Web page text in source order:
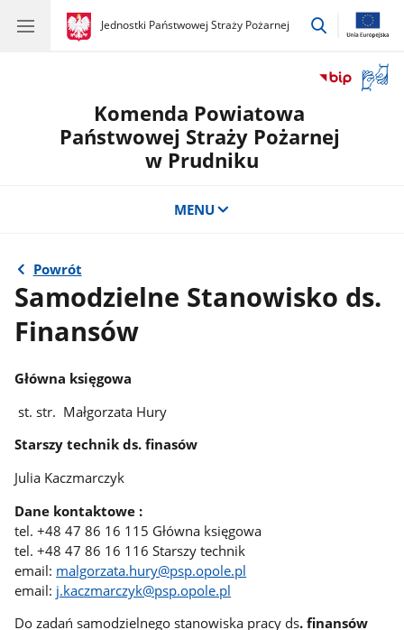
gov.pl
Jednostki Państwowej Straży Pożarnej
gov.pl
Jednostki
przejdź
okno
Komenda Powiatowa
Państwowej Straży Pożarnej
w Prudniku
MENU
Powrót
Samodzielne Stanowisko ds.
Finansów
Główna księgowa
st. str. Małgorzata Hury
Starszy technik ds. finasów
Julia Kaczmarczyk
Dane kontaktowe :
tel. +48 47 86 16 115 Główna księgowa
tel. +48 47 86 16 116 Starszy technik
email: malgorzata.hury@psp.opole.pl
email: j.kaczmarczyk@psp.opole.pl
Do zadań samodzielnego stanowiska pracy ds. finansów